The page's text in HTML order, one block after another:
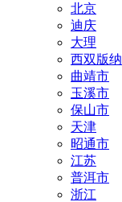
北京
迪庆
大理
西双版纳
曲靖市
玉溪市
保山市
天津
昭通市
江苏
普洱市
浙江